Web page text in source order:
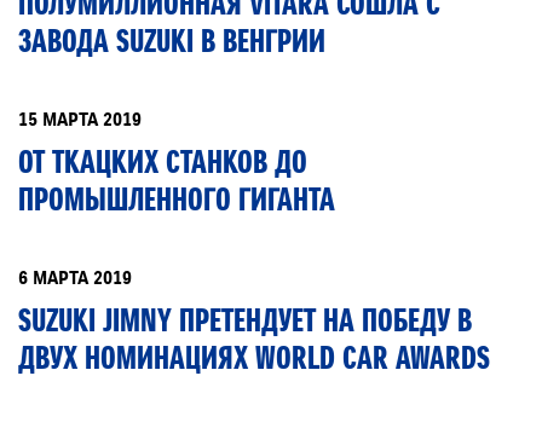
ЗАВОДА SUZUKI В ВЕНГРИИ
15 МАРТА 2019
ОТ ТКАЦКИХ СТАНКОВ ДО
ПРОМЫШЛЕННОГО ГИГАНТА
6 МАРТА 2019
SUZUKI JIMNY ПРЕТЕНДУЕТ НА ПОБЕДУ В
ДВУХ НОМИНАЦИЯХ WORLD CAR AWARDS